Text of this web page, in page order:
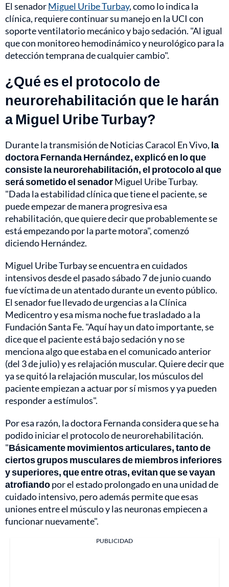
El senadorMiguel Uribe Turbay, como lo indica la
clínica, requiere continuar su manejo en la UCI con
soporte ventilatorio mecánico y bajo sedación. "Al igual
que con monitoreo hemodinámico y neurológico para la
detección temprana de cualquier cambio".
¿Qué es el protocolo de
neurorehabilitación que le harán
a Miguel Uribe Turbay?
Durante la transmisión de Noticias Caracol En Vivo, la
doctora Fernanda Hernández, explicó en lo que
consiste la neurorehabilitación, el protocolo al que
será sometido el senadorMiguel Uribe Turbay.
"Dada la estabilidad clínica que tiene el paciente, se
puede empezar de manera progresiva esa
rehabilitación, que quiere decir que probablemente se
está empezando por la parte motora", comenzó
diciendo Hernández.
Miguel Uribe Turbay se encuentra en cuidados
intensivos desde el pasado sábado 7 de junio cuando
fue víctima de un atentado durante un evento público.
El senador fue llevado de urgencias a la Clínica
Medicentro y esa misma noche fue trasladado a la
Fundación Santa Fe. "Aquí hay un dato importante, se
dice que el paciente está bajo sedación y no se
menciona algo que estaba en el comunicado anterior
(del 3 de julio) y es relajación muscular. Quiere decir que
ya se quitó la relajación muscular, los músculos del
paciente empiezan a actuar por sí mismos y ya pueden
responder a estímulos".
Por esa razón, la doctora Fernanda considera que se ha
podido iniciar el protocolo de neurorehabilitación.
"Básicamente movimientos articulares, tanto de
ciertos grupos musculares de miembros inferiores
y superiores, que entre otras, evitan que se vayan
atrofiandopor el estado prolongado en una unidad de
cuidado intensivo, pero además permite que esas
uniones entre el músculo y las neuronas empiecen a
funcionar nuevamente".
PUBLICIDAD